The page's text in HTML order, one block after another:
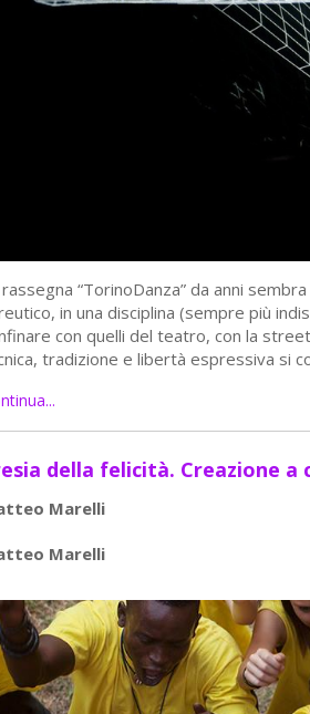
rassegna “TorinoDanza” da anni
in una disciplina (sempre più
con quelli del teatro, con la
tradizione e libertà espressiva si
della felicità. Creazione
Marelli
Marelli